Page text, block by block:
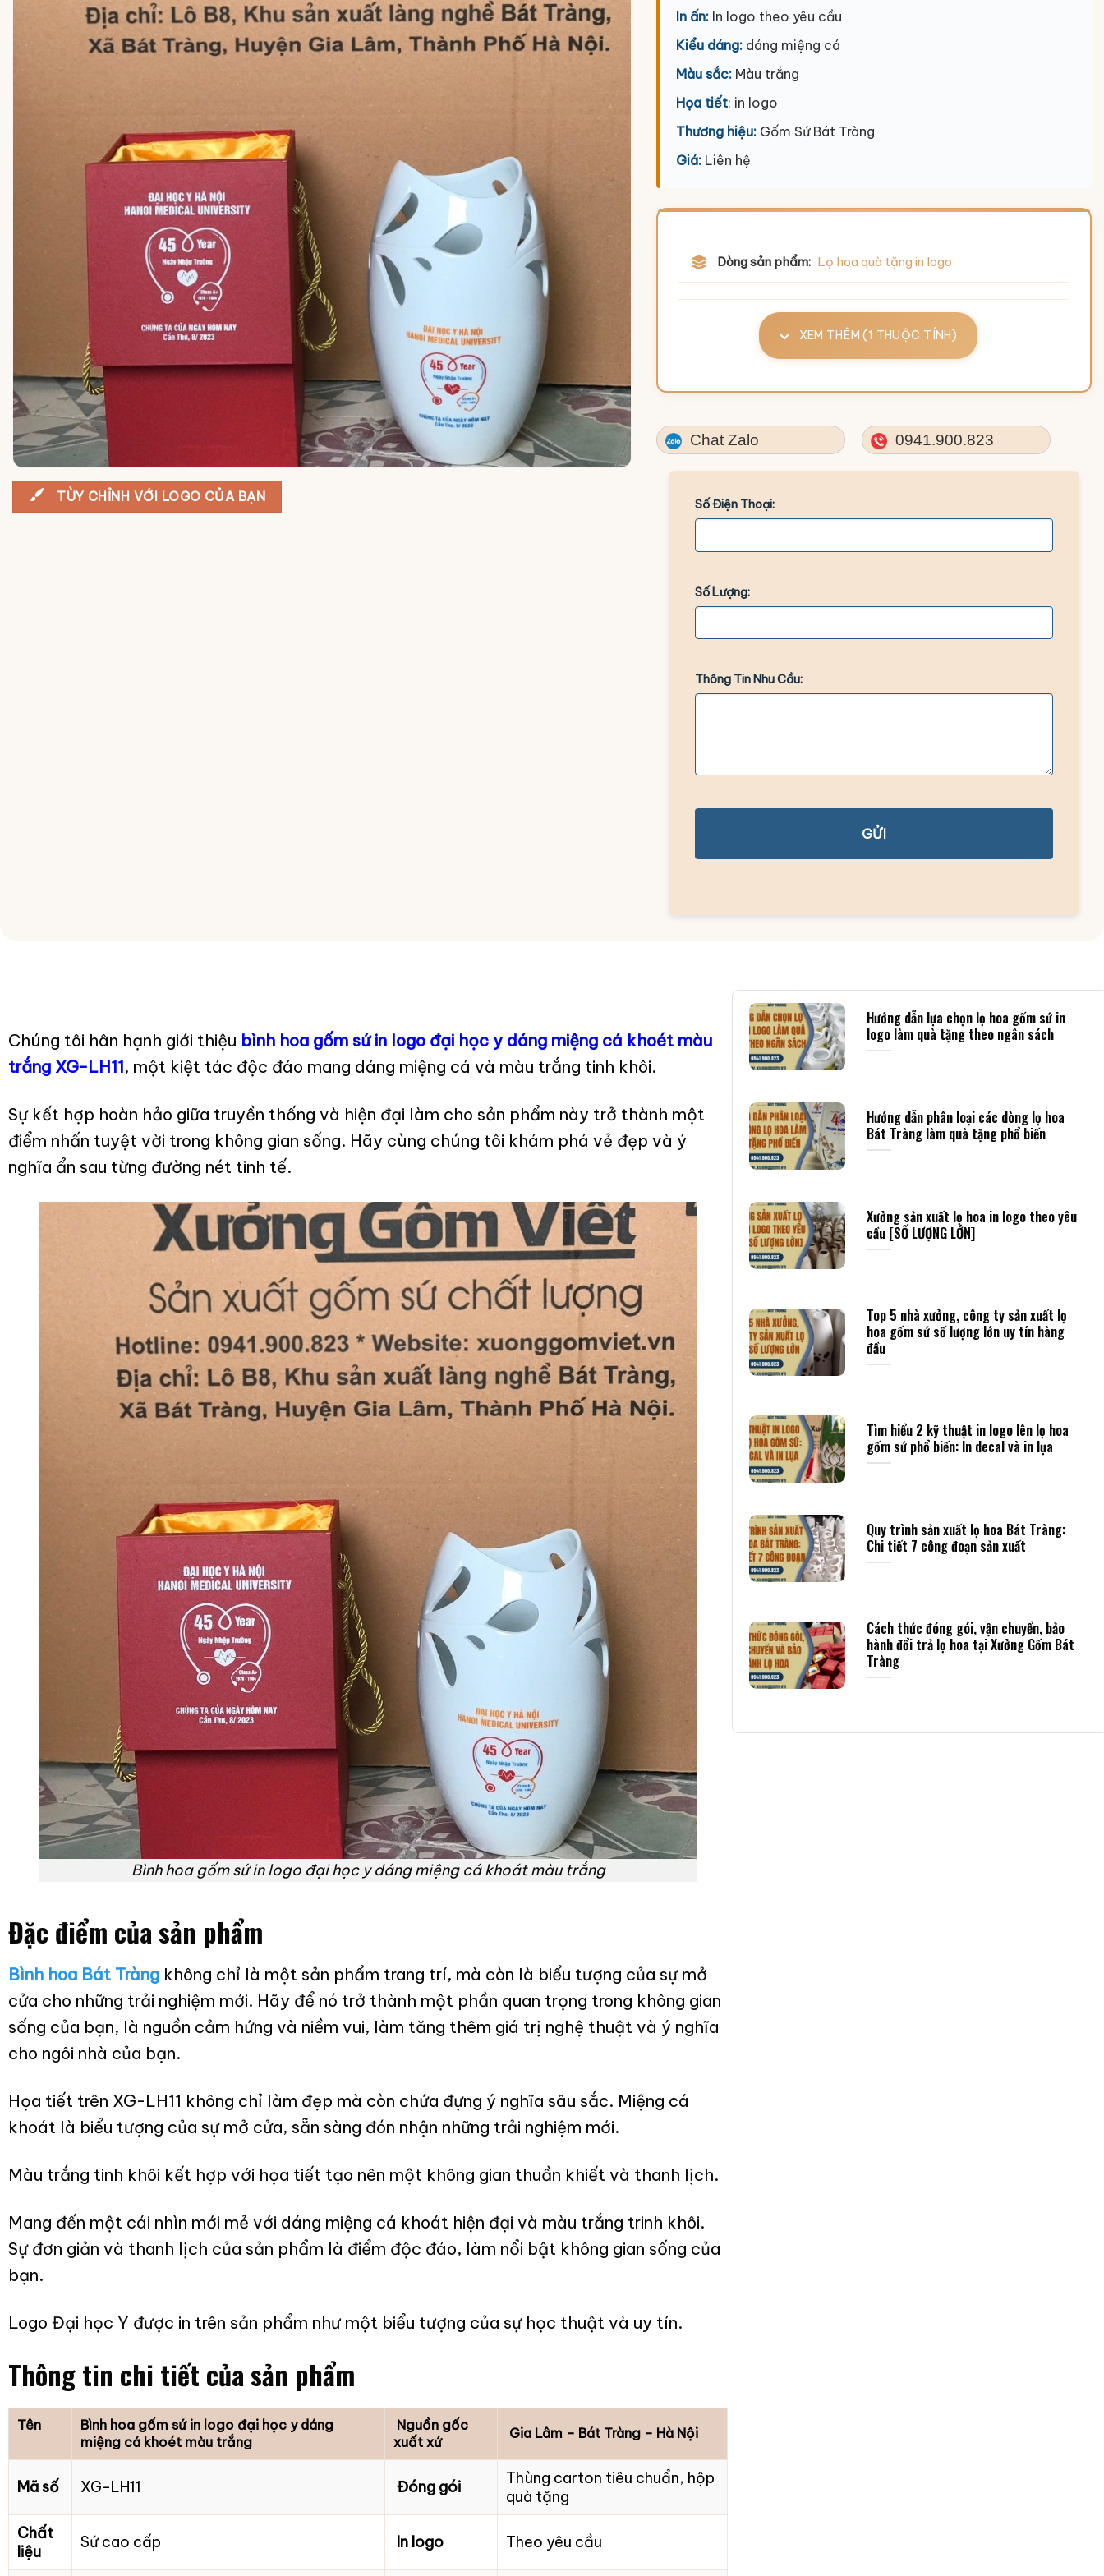
TÙY CHỈNH VỚI LOGO CỦA BẠN
In ấn: In logo theo yêu cầu
Kiểu dáng: dáng miệng cá
Màu sắc: Màu trắng
Họa tiết: in logo
Thương hiệu: Gốm Sứ Bát Tràng
Giá: Liên hệ
Dòng sản phẩm: Lọ hoa quà tặng in logo
XEM THÊM (1 THUỘC TÍNH)
Chat Zalo 0941.900.823
Số Điện Thoại:
Số Lượng:
Thông Tin Nhu Cầu:
GỬI
Chúng tôi hân hạnh giới thiệu bình hoa gốm sứ in logo đại học y dáng miệng cá khoét màu
trắng XG-LH11, một kiệt tác độc đáo mang dáng miệng cá và màu trắng tinh khôi.
Sự kết hợp hoàn hảo giữa truyền thống và hiện đại làm cho sản phẩm này trở thành một
điểm nhấn tuyệt vời trong không gian sống. Hãy cùng chúng tôi khám phá vẻ đẹp và ý
nghĩa ẩn sau từng đường nét tinh tế.
Bình hoa gốm sứ in logo đại học y dáng miệng cá khoát màu trắng
Đặc điểm của sản phẩm
Bình hoa Bát Tràngkhông chỉ là một sản phẩm trang trí, mà còn là biểu tượng của sự mở
cửa cho những trải nghiệm mới. Hãy để nó trở thành một phần quan trọng trong không gian
sống của bạn, là nguồn cảm hứng và niềm vui, làm tăng thêm giá trị nghệ thuật và ý nghĩa
cho ngôi nhà của bạn.
Họa tiết trên XG-LH11 không chỉ làm đẹp mà còn chứa đựng ý nghĩa sâu sắc. Miệng cá
khoát là biểu tượng của sự mở cửa, sẵn sàng đón nhận những trải nghiệm mới.
Màu trắng tinh khôi kết hợp với họa tiết tạo nên một không gian thuần khiết và thanh lịch.
Mang đến một cái nhìn mới mẻ với dáng miệng cá khoát hiện đại và màu trắng trinh khôi.
Sự đơn giản và thanh lịch của sản phẩm là điểm độc đáo, làm nổi bật không gian sống của
bạn.
Logo Đại học Y được in trên sản phẩm như một biểu tượng của sự học thuật và uy tín.
Thông tin chi tiết của sản phẩm
Tên
Bình hoa gốm sứ in logo đại học y dáng
miệng cá khoét màu trắng
Nguồn gốc
xuất xứ
Gia Lâm – Bát Tràng – Hà Nội
Mã số XG-LH11 Đóng gói
Thùng carton tiêu chuẩn, hộp
quà tặng
Chất
liệu
Sứ cao cấp In logo Theo yêu cầu
Hướng dẫn lựa chọn lọ hoa gốm sứ in
logo làm quà tặng theo ngân sách
Hướng dẫn phân loại các dòng lọ hoa
Bát Tràng làm quà tặng phổ biến
Xưởng sản xuất lọ hoa in logo theo yêu
cầu [SỐ LƯỢNG LỚN]
Top 5 nhà xưởng, công ty sản xuất lọ
hoa gốm sứ số lượng lớn uy tín hàng
đầu
Tìm hiểu 2 kỹ thuật in logo lên lọ hoa
gốm sứ phổ biến: In decal và in lụa
Quy trình sản xuất lọ hoa Bát Tràng:
Chi tiết 7 công đoạn sản xuất
Cách thức đóng gói, vận chuyển, bảo
hành đổi trả lọ hoa tại Xưởng Gốm Bát
Tràng